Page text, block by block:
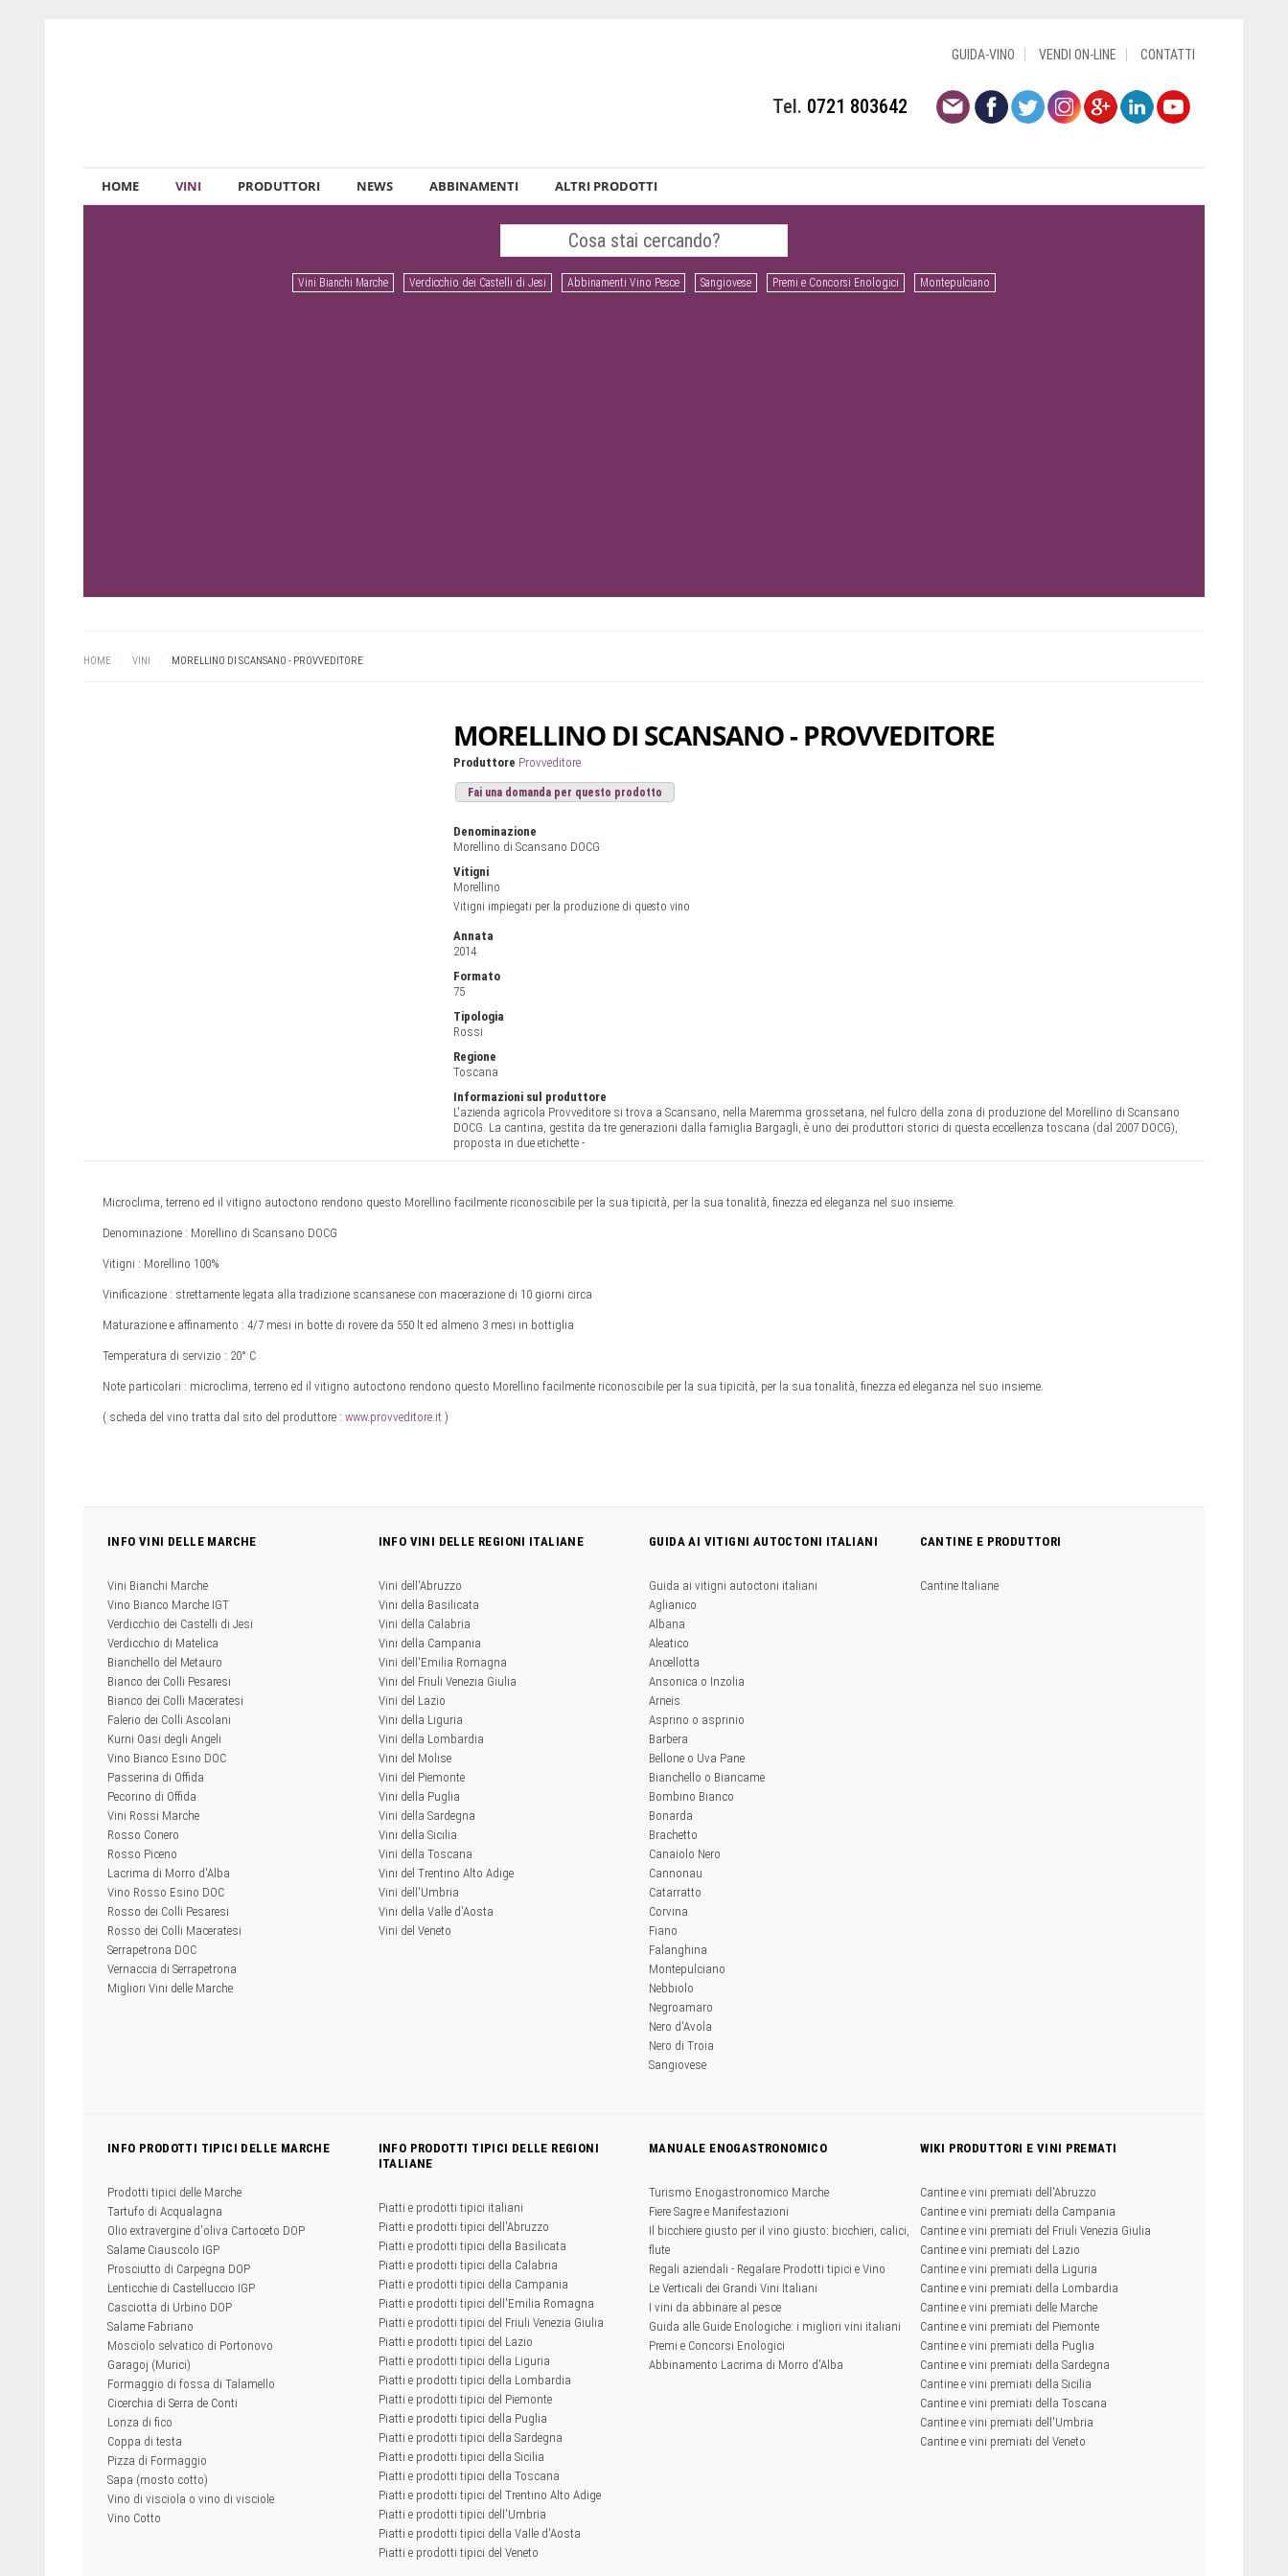
GUIDA-VINO VENDI ON-LINE CONTATTI
Tel. 0721 803642
HOME VINI PRODUTTORI NEWS ABBINAMENTI ALTRI PRODOTTI
Vini Bianchi Marche Verdicchio dei Castelli di Jesi Abbinamenti Vino Pesce Sangiovese Premi e Concorsi Enologici Montepulciano
HOME VINI MORELLINO DI SCANSANO - PROVVEDITORE
MORELLINO DI SCANSANO - PROVVEDITORE
Produttore Provveditore
Fai una domanda per questo prodotto
Denominazione
Morellino di Scansano DOCG
Vitigni
Morellino
Vitigni impiegati per la produzione di questo vino
Annata
2014
Formato
75
Tipologia
Rossi
Regione
Toscana
Informazioni sul produttore
L'azienda agricola Provveditore si trova a Scansano, nella Maremma grossetana, nel fulcro della zona di produzione del Morellino di Scansano
DOCG. La cantina, gestita da tre generazioni dalla famiglia Bargagli, è uno dei produttori storici di questa eccellenza toscana (dal 2007 DOCG),
proposta in due etichette -
Microclima, terreno ed il vitigno autoctono rendono questo Morellino facilmente riconoscibile per la sua tipicità, per la sua tonalità, finezza ed eleganza nel suo insieme.
Denominazione : Morellino di Scansano DOCG
Vitigni : Morellino 100%
Vinificazione : strettamente legata alla tradizione scansanese con macerazione di 10 giorni circa
Maturazione e affinamento : 4/7 mesi in botte di rovere da 550 lt ed almeno 3 mesi in bottiglia
Temperatura di servizio : 20° C
Note particolari : microclima, terreno ed il vitigno autoctono rendono questo Morellino facilmente riconoscibile per la sua tipicità, per la sua tonalità, finezza ed eleganza nel suo insieme.
( scheda del vino tratta dal sito del produttore : www.provveditore.it )
INFO VINI DELLE MARCHE
Vini Bianchi Marche
Vino Bianco Marche IGT
Verdicchio dei Castelli di Jesi
Verdicchio di Matelica
Bianchello del Metauro
Bianco dei Colli Pesaresi
Bianco dei Colli Maceratesi
Falerio dei Colli Ascolani
Kurni Oasi degli Angeli
Vino Bianco Esino DOC
Passerina di Offida
Pecorino di Offida
Vini Rossi Marche
Rosso Conero
Rosso Piceno
Lacrima di Morro d'Alba
Vino Rosso Esino DOC
Rosso dei Colli Pesaresi
Rosso dei Colli Maceratesi
Serrapetrona DOC
Vernaccia di Serrapetrona
Migliori Vini delle Marche
INFO VINI DELLE REGIONI ITALIANE
Vini dell'Abruzzo
Vini della Basilicata
Vini della Calabria
Vini della Campania
Vini dell'Emilia Romagna
Vini del Friuli Venezia Giulia
Vini del Lazio
Vini della Liguria
Vini della Lombardia
Vini del Molise
Vini del Piemonte
Vini della Puglia
Vini della Sardegna
Vini della Sicilia
Vini della Toscana
Vini del Trentino Alto Adige
Vini dell'Umbria
Vini della Valle d'Aosta
Vini del Veneto
GUIDA AI VITIGNI AUTOCTONI ITALIANI
Guida ai vitigni autoctoni italiani
Aglianico
Albana
Aleatico
Ancellotta
Ansonica o Inzolia
Arneis
Asprino o asprinio
Barbera
Bellone o Uva Pane
Bianchello o Biancame
Bombino Bianco
Bonarda
Brachetto
Canaiolo Nero
Cannonau
Catarratto
Corvina
Fiano
Falanghina
Montepulciano
Nebbiolo
Negroamaro
Nero d'Avola
Nero di Troia
Sangiovese
CANTINE E PRODUTTORI
Cantine Italiane
INFO PRODOTTI TIPICI DELLE MARCHE
Prodotti tipici delle Marche
Tartufo di Acqualagna
Olio extravergine d'oliva Cartoceto DOP
Salame Ciauscolo IGP
Prosciutto di Carpegna DOP
Lenticchie di Castelluccio IGP
Casciotta di Urbino DOP
Salame Fabriano
Mosciolo selvatico di Portonovo
Garagoj (Murici)
Formaggio di fossa di Talamello
Cicerchia di Serra de Conti
Lonza di fico
Coppa di testa
Pizza di Formaggio
Sapa (mosto cotto)
Vino di visciola o vino di visciole
Vino Cotto
INFO PRODOTTI TIPICI DELLE REGIONI
ITALIANE
Piatti e prodotti tipici italiani
Piatti e prodotti tipici dell'Abruzzo
Piatti e prodotti tipici della Basilicata
Piatti e prodotti tipici della Calabria
Piatti e prodotti tipici della Campania
Piatti e prodotti tipici dell'Emilia Romagna
Piatti e prodotti tipici del Friuli Venezia Giulia
Piatti e prodotti tipici del Lazio
Piatti e prodotti tipici della Liguria
Piatti e prodotti tipici della Lombardia
Piatti e prodotti tipici del Piemonte
Piatti e prodotti tipici della Puglia
Piatti e prodotti tipici della Sardegna
Piatti e prodotti tipici della Sicilia
Piatti e prodotti tipici della Toscana
Piatti e prodotti tipici del Trentino Alto Adige
Piatti e prodotti tipici dell'Umbria
Piatti e prodotti tipici della Valle d'Aosta
Piatti e prodotti tipici del Veneto
MANUALE ENOGASTRONOMICO
Turismo Enogastronomico Marche
Fiere Sagre e Manifestazioni
Il bicchiere giusto per il vino giusto: bicchieri, calici,
flute
Regali aziendali - Regalare Prodotti tipici e Vino
Le Verticali dei Grandi Vini Italiani
I vini da abbinare al pesce
Guida alle Guide Enologiche: i migliori vini italiani
Premi e Concorsi Enologici
Abbinamento Lacrima di Morro d'Alba
WIKI PRODUTTORI E VINI PREMATI
Cantine e vini premiati dell'Abruzzo
Cantine e vini premiati della Campania
Cantine e vini premiati del Friuli Venezia Giulia
Cantine e vini premiati del Lazio
Cantine e vini premiati della Liguria
Cantine e vini premiati della Lombardia
Cantine e vini premiati delle Marche
Cantine e vini premiati del Piemonte
Cantine e vini premiati della Puglia
Cantine e vini premiati della Sardegna
Cantine e vini premiati della Sicilia
Cantine e vini premiati della Toscana
Cantine e vini premiati dell'Umbria
Cantine e vini premiati del Veneto